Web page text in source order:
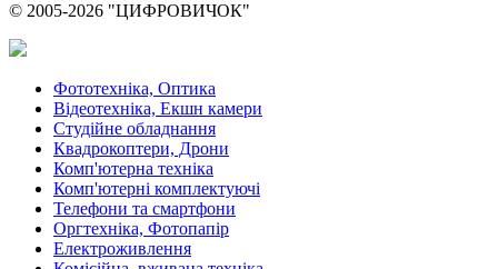
© 2005-2026 "ЦИФРОВИЧОК"
Фототехніка, Оптика
Відеотехніка, Екшн камери
Студійне обладнання
Квадрокоптери, Дрони
Комп'ютерна техніка
Комп'ютерні комплектуючі
Телефони та смартфони
Оргтехніка, Фотопапір
Електроживлення